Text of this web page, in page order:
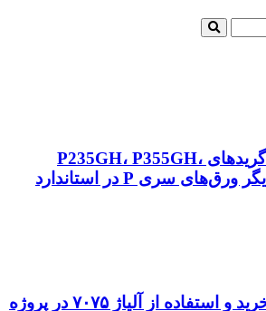
مقایسه جامع گریدهای P235GH، P355GH،
P460NL1 و دیگر ورق‌های سری P در استاندارد
هر آنچه برای خرید و استفاده از آلیاژ ۷۰۷۵ در پروژه